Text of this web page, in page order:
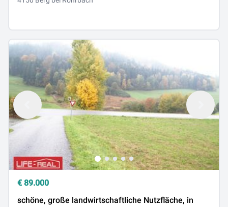
€ 89.000
schöne, große landwirtschaftliche Nutzfläche, in